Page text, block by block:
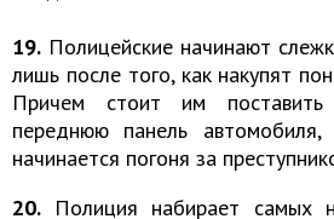
19. Полицейские начинают
лишь после того, как накупят
Причем стоит им
переднюю панель
начинается погоня за
20. Полиция набирает самых